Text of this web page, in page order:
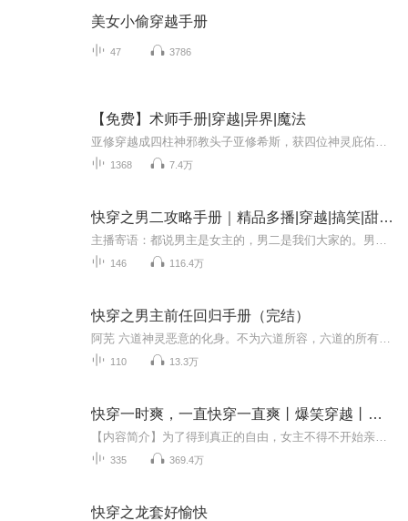
美女小偷穿越手册
47 3786
【免费】术师手册|穿越|异界|魔法
1368 7.4万
快穿之男二攻略手册｜精品多播|穿越|搞笑|甜宠|女强|VIP免费
146 116.4万
快穿之男主前任回归手册（完结）
110 13.3万
快穿一时爽，一直快穿一直爽丨爆笑穿越丨穿书爽文
335 369.4万
快穿之龙套好愉快